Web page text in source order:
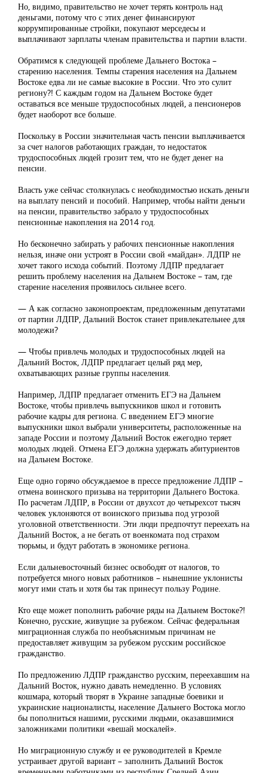
Но, видимо, правительство не хочет терять контроль над
деньгами, потому что с этих денег финансируют
коррумпированные стройки, покупают мерседесы и
выплачивают зарплаты членам правительства и партии власти.
Обратимся к следующей проблеме Дальнего Востока –
старению населения. Темпы старения населения на Дальнем
Востоке едва ли не самые высокие в России. Что это сулит
региону?! С каждым годом на Дальнем Востоке будет
оставаться все меньше трудоспособных людей, а пенсионеров
будет наоборот все больше.
Поскольку в России значительная часть пенсии выплачивается
за счет налогов работающих граждан, то недостаток
трудоспособных людей грозит тем, что не будет денег на
пенсии.
Власть уже сейчас столкнулась с необходимостью искать деньги
на выплату пенсий и пособий. Например, чтобы найти деньги
на пенсии, правительство забрало у трудоспособных
пенсионные накопления на 2014 год.
Но бесконечно забирать у рабочих пенсионные накопления
нельзя, иначе они устроят в России свой «майдан». ЛДПР не
хочет такого исхода событий. Поэтому ЛДПР предлагает
решить проблему населения на Дальнем Востоке – там, где
старение населения проявилось сильнее всего.
— А как согласно законопроектам, предложенным депутатами
от партии ЛДПР, Дальний Восток станет привлекательнее для
молодежи?
— Чтобы привлечь молодых и трудоспособных людей на
Дальний Восток, ЛДПР предлагает целый ряд мер,
охватывающих разные группы населения.
Например, ЛДПР предлагает отменить ЕГЭ на Дальнем
Востоке, чтобы привлечь выпускников школ и готовить
рабочие кадры для региона. С введением ЕГЭ многие
выпускники школ выбрали университеты, расположенные на
западе России и поэтому Дальний Восток ежегодно теряет
молодых людей. Отмена ЕГЭ должна удержать абитуриентов
на Дальнем Востоке.
Еще одно горячо обсуждаемое в прессе предложение ЛДПР –
отмена воинского призыва на территории Дальнего Востока.
По расчетам ЛДПР, в России от двухсот до четырехсот тысяч
человек уклоняются от воинского призыва под угрозой
уголовной ответственности. Эти люди предпочтут переехать на
Дальний Восток, а не бегать от военкомата под страхом
тюрьмы, и будут работать в экономике региона.
Если дальневосточный бизнес освободят от налогов, то
потребуется много новых работников – нынешние уклонисты
могут ими стать и хотя бы так принесут пользу Родине.
Кто еще может пополнить рабочие ряды на Дальнем Востоке?!
Конечно, русские, живущие за рубежом. Сейчас федеральная
миграционная служба по необъяснимым причинам не
предоставляет живущим за рубежом русским российское
гражданство.
По предложению ЛДПР гражданство русским, переехавшим на
Дальний Восток, нужно давать немедленно. В условиях
кошмара, который творят в Украине западные боевики и
украинские националисты, население Дальнего Востока могло
бы пополниться нашими, русскими людьми, оказавшимися
заложниками политики «вешай москалей».
Но миграционную службу и ее руководителей в Кремле
устраивает другой вариант – заполнить Дальний Восток